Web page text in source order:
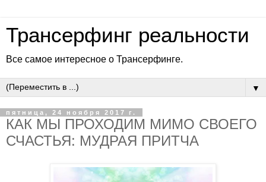
Трансерфинг реальности
Все самое интересное о Трансерфинге.
▼
пятница, 24 ноября 2017 г.
КАК МЫ ПРОХОДИМ МИМО СВОЕГО
СЧАСТЬЯ: МУДРАЯ ПРИТЧА